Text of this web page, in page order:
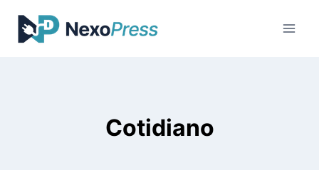
contenido
Cotidiano